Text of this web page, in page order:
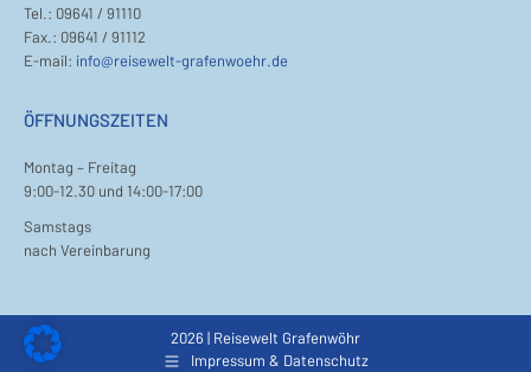
Tel.: 09641 / 91110
Fax.: 09641 / 91112
E-mail: info@reisewelt-grafenwoehr.de
ÖFFNUNGSZEITEN
Montag – Freitag
9:00-12.30 und 14:00-17:00
Samstags
nach Vereinbarung
2026 | Reisewelt Grafenwöhr
Impressum & Datenschutz